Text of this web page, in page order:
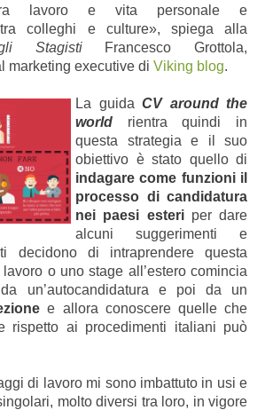
tra lavoro e vita personale e
tra colleghi e culture», spiega alla
Stagisti
Francesco Grottola,
marketing executive di Viking blog.
La guida CV around the
world rientra quindi in
questa strategia e il suo
obiettivo è stato quello di
indagare come funzioni il
processo di candidatura
nei paesi esteri per dare
alcuni suggerimenti e
decidono di intraprendere questa
o uno stage all’estero comincia
un’autocandidatura e poi da un
e allora conoscere quelle che
rispetto ai procedimenti italiani può
di lavoro mi sono imbattuto in usi e
molto diversi tra loro, in vigore